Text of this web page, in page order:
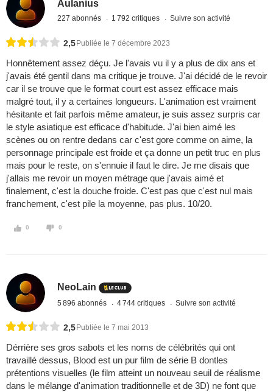
Aulanius
227 abonnés 1 792 critiques Suivre son activité
2,5 Publiée le 7 décembre 2023
Honnêtement assez déçu. Je l'avais vu il y a plus de dix ans et
j'avais été gentil dans ma critique je trouve. J'ai décidé de le revoir
car il se trouve que le format court est assez efficace mais
malgré tout, il y a certaines longueurs. L'animation est vraiment
hésitante et fait parfois même amateur, je suis assez surpris car
le style asiatique est efficace d'habitude. J'ai bien aimé les
scènes ou on rentre dedans car c'est gore comme on aime, la
personnage principale est froide et ça donne un petit truc en plus
mais pour le reste, on s'ennuie il faut le dire. Je me disais que
j'allais me revoir un moyen métrage que j'avais aimé et
finalement, c'est la douche froide. C'est pas que c'est nul mais
franchement, c'est pile la moyenne, pas plus. 10/20.
0 0
NeoLain
5 896 abonnés 4 744 critiques Suivre son activité
2,5 Publiée le 7 mai 2013
Dérrière ses gros sabots et les noms de célébrités qui ont
travaillé dessus, Blood est un pur film de série B dontles
prétentions visuelles (le film atteint un nouveau seuil de réalisme
dans le mélange d'animation traditionnelle et de 3D) ne font que